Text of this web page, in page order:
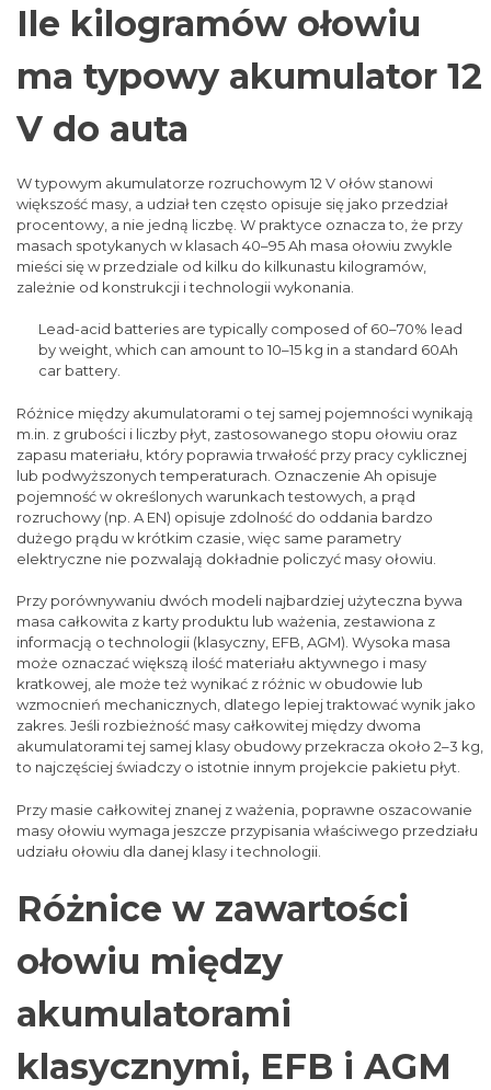
Ile kilogramów ołowiu
ma typowy akumulator 12
V do auta
W typowym akumulatorze rozruchowym 12 V ołów stanowi
większość masy, a udział ten często opisuje się jako przedział
procentowy, a nie jedną liczbę. W praktyce oznacza to, że przy
masach spotykanych w klasach 40–95 Ah masa ołowiu zwykle
mieści się w przedziale od kilku do kilkunastu kilogramów,
zależnie od konstrukcji i technologii wykonania.
Lead-acid batteries are typically composed of 60–70% lead
by weight, which can amount to 10–15 kg in a standard 60Ah
car battery.
Różnice między akumulatorami o tej samej pojemności wynikają
m.in. z grubości i liczby płyt, zastosowanego stopu ołowiu oraz
zapasu materiału, który poprawia trwałość przy pracy cyklicznej
lub podwyższonych temperaturach. Oznaczenie Ah opisuje
pojemność w określonych warunkach testowych, a prąd
rozruchowy (np. A EN) opisuje zdolność do oddania bardzo
dużego prądu w krótkim czasie, więc same parametry
elektryczne nie pozwalają dokładnie policzyć masy ołowiu.
Przy porównywaniu dwóch modeli najbardziej użyteczna bywa
masa całkowita z karty produktu lub ważenia, zestawiona z
informacją o technologii (klasyczny, EFB, AGM). Wysoka masa
może oznaczać większą ilość materiału aktywnego i masy
kratkowej, ale może też wynikać z różnic w obudowie lub
wzmocnień mechanicznych, dlatego lepiej traktować wynik jako
zakres. Jeśli rozbieżność masy całkowitej między dwoma
akumulatorami tej samej klasy obudowy przekracza około 2–3 kg,
to najczęściej świadczy o istotnie innym projekcie pakietu płyt.
Przy masie całkowitej znanej z ważenia, poprawne oszacowanie
masy ołowiu wymaga jeszcze przypisania właściwego przedziału
udziału ołowiu dla danej klasy i technologii.
Różnice w zawartości
ołowiu między
akumulatorami
klasycznymi, EFB i AGM